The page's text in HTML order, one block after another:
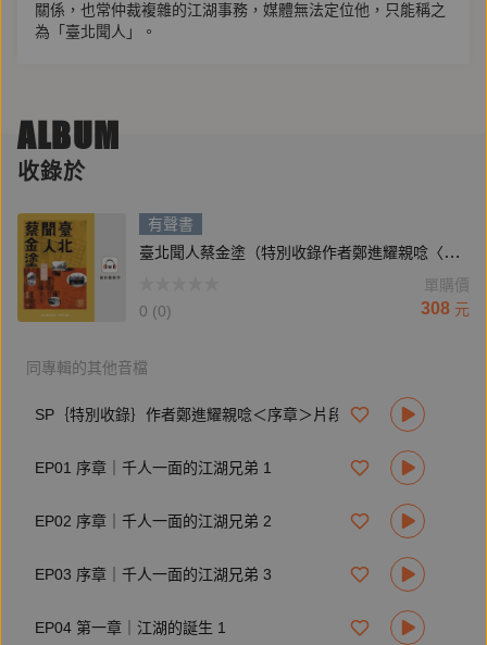
關係，也常仲裁複雜的江湖事務，媒體無法定位他，只能稱之
為「臺北聞人」。
● 看見從日治到戰後，臺日之間的「江湖」
● 動盪的時代，地方頭人擔負起協商、主持公道的角色
「現代國家所代表的政治執法無法涵蓋整個社會，在律法無法
觸及之處，必有另一套隱然運行的法則。這套隱然運行的規範
可以是家族約束、可以是宗教規範，也可以是江湖上的『規
鄭進耀
鏡文學文化組記者。著作《戒不掉的癮世代：臺灣的毒梟、大
麻、咖啡包與地下經濟》入選2024年德國法蘭克福書展臺灣專
區、入圍第四十九屆金鼎獎圖書類，《吃便當：人生解決不了
獎。並曾用筆名「萬金油」出版多本著作，包括散文集《不存
ALBUM
收錄於
有聲書
臺北聞人蔡金塗（特別收錄作者鄭進耀親唸〈序章〉片段）
0 (0)
單購價
308 元
同專輯的其他音檔
SP｛特別收錄｝作者鄭進耀親唸＜序章＞片段
EP01 序章｜千人一面的江湖兄弟 1
EP02 序章｜千人一面的江湖兄弟 2
EP03 序章｜千人一面的江湖兄弟 3
EP04 第一章｜江湖的誕生 1